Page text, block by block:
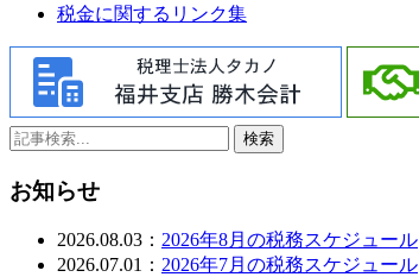
税金に関するリンク集
検索
お知らせ
2026.08.03： 2026年8月の税務スケジュール
2026.07.01： 2026年7月の税務スケジュール